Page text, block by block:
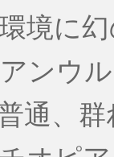
境に
ンウ
通、